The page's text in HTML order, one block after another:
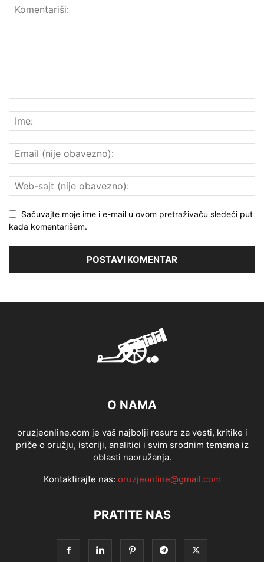
Sačuvajte moje ime i e-mail u ovom pretraživaču sledeći put
kada komentarišem.
O NAMA
oruzjeonline.com je vaš najbolji resurs za vesti, kritike i
priče o oružju, istoriji, analitici i svim srodnim temama iz
oblasti naoružanja.
Kontaktirajte nas: oruzjeonline@gmail.com
PRATITE NAS